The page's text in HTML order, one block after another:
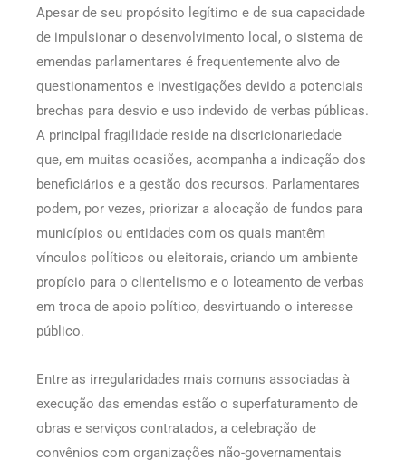
Apesar de seu propósito legítimo e de sua capacidade
de impulsionar o desenvolvimento local, o sistema de
emendas parlamentares é frequentemente alvo de
questionamentos e investigações devido a potenciais
brechas para desvio e uso indevido de verbas públicas.
A principal fragilidade reside na discricionariedade
que, em muitas ocasiões, acompanha a indicação dos
beneficiários e a gestão dos recursos. Parlamentares
podem, por vezes, priorizar a alocação de fundos para
municípios ou entidades com os quais mantêm
vínculos políticos ou eleitorais, criando um ambiente
propício para o clientelismo e o loteamento de verbas
em troca de apoio político, desvirtuando o interesse
público.
Entre as irregularidades mais comuns associadas à
execução das emendas estão o superfaturamento de
obras e serviços contratados, a celebração de
convênios com organizações não-governamentais